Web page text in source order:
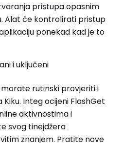
pristupa opasnim
Alat će kontrolirati pristup
ponekad kad je to
i uključeni
morate rutinski provjeriti i
Integ ocijeni FlashGet
aktivnostima i
svog tinejdžera
znanjem. Pratite nove